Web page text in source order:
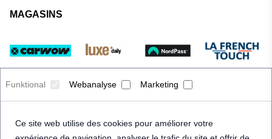
Funktional Webanalyse Marketing
Ce site web utilise des cookies pour améliorer votre
MAGASINS